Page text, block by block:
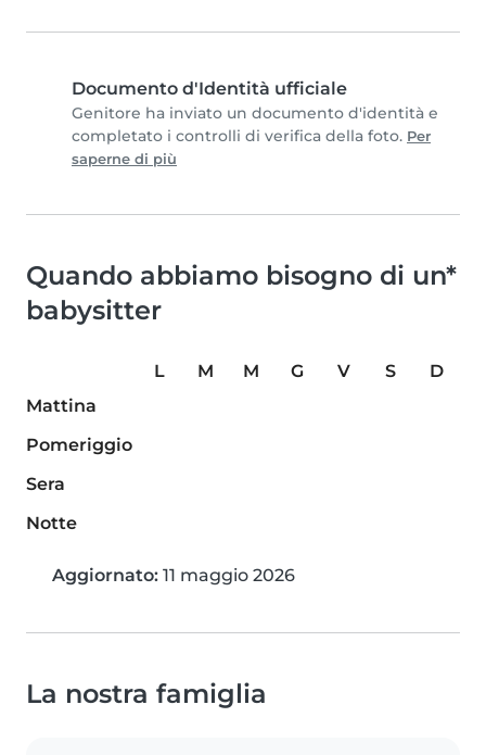
Documento d'Identità ufficiale
Genitore ha inviato un documento d'identità e
completato i controlli di verifica della foto. Per
saperne di più
Quando abbiamo bisogno di un*
babysitter
L M M G V S
D
Mattina
Pomeriggio
Sera
Notte
Aggiornato: 11 maggio 2026
La nostra famiglia